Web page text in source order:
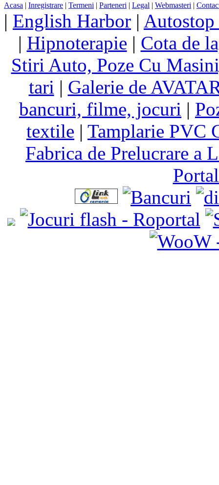
Acasa | Inregistrare | Termeni | Parteneri | Legal | Webmasteri |
| English Harbor |
| Hipnoterapie | Cota de
Stiri Auto, Poze Cu
tari | Galerie de
bancuri, filme, jocuri |
textile | Tamplarie PVC
Fabrica de Prelucrare a